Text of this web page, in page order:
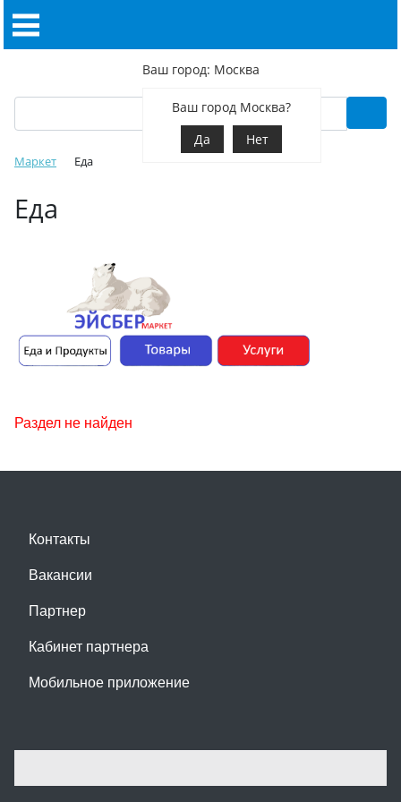
Ваш город: Москва
Ваш город Москва?
Да
Нет
Маркет Еда
Еда
Раздел не найден
Контакты
Вакансии
Партнер
Кабинет партнера
Мобильное приложение